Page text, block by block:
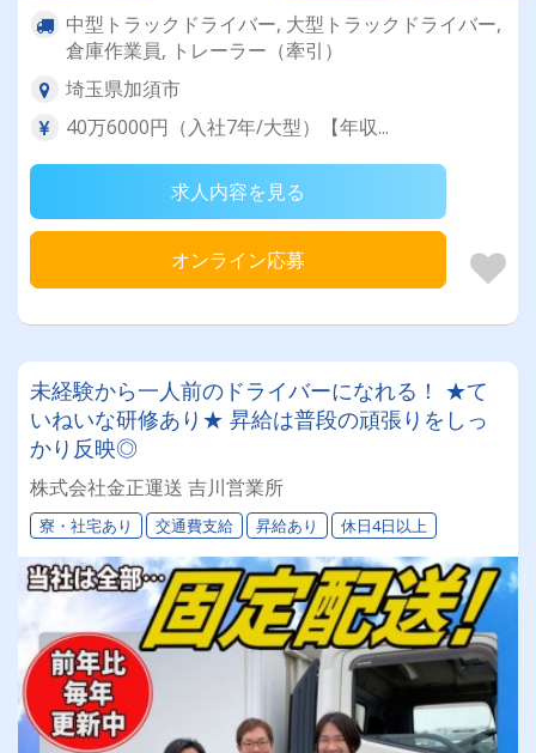
中型トラックドライバー, 大型トラックドライバー,
倉庫作業員, トレーラー（牽引）
埼玉県加須市
40万6000円（入社7年/大型）【年収...
求人内容を見る
オンライン応募
未経験から一人前のドライバーになれる！ ★て
いねいな研修あり★ 昇給は普段の頑張りをしっ
かり反映◎
株式会社金正運送 吉川営業所
寮・社宅あり 交通費支給 昇給あり 休日4日以上